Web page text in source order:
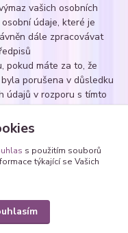
vašich osobních
údaje, které je
dále zpracovávat
pokud máte za to, že
porušena v důsledku
údajů v rozporu s tímto
povinností
osobních údajů se
Úřad pro ochranu
s použitím souborů
týkající se Vašich